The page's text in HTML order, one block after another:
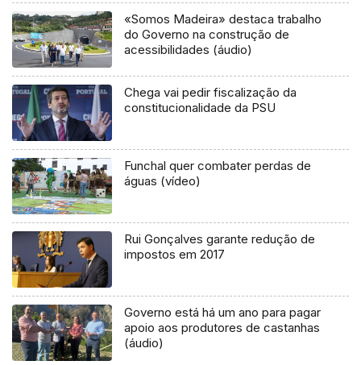
«Somos Madeira» destaca trabalho
do Governo na construção de
acessibilidades (áudio)
Chega vai pedir fiscalização da
constitucionalidade da PSU
Funchal quer combater perdas de
águas (vídeo)
Rui Gonçalves garante redução de
impostos em 2017
Governo está há um ano para pagar
apoio aos produtores de castanhas
(áudio)